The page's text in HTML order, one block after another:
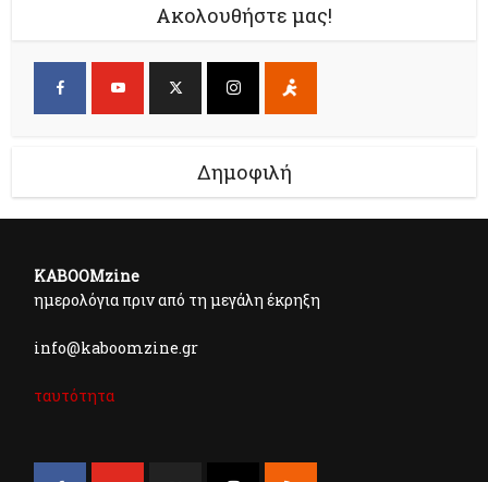
Ακολουθήστε μας!
Δημοφιλή
KABOOMzine
ημερολόγια πριν από τη μεγάλη έκρηξη
info@kaboomzine.gr
ταυτότητα